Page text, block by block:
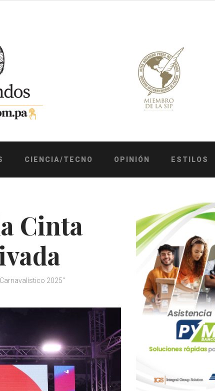
CIENCIA/TECNO OPINIÓN ESTILOS
Cinta
2025"